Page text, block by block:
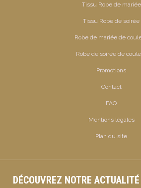
Tissu Robe de mariée
Tissu Robe de soirée
Robe de mariée de
Robe de soirée de
Promotions
Contact
FAQ
Mentions légales
Plan du site
DÉCOUVREZ NOTRE